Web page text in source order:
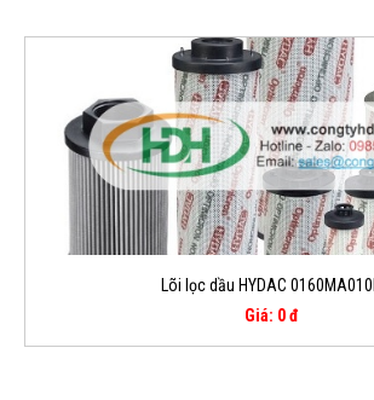
Lõi lọc dầu HYDAC
Giá: 0 đ